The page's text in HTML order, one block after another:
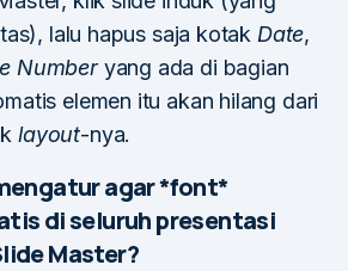
lalu hapus saja kotak Date,
Numberyang ada di bagian
elemen itu akan hilang dari
layout-nya.
agar *font*
di seluruh presentasi
Master?